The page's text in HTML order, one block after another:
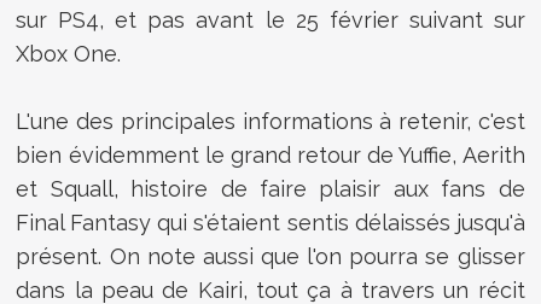
sur PS4, et pas avant le 25 février suivant sur
Xbox One.
L'une des principales informations à retenir, c'est
bien évidemment le grand retour de Yuffie, Aerith
et Squall, histoire de faire plaisir aux fans de
Final Fantasy qui s'étaient sentis délaissés jusqu'à
présent. On note aussi que l'on pourra se glisser
dans la peau de Kairi, tout ça à travers un récit